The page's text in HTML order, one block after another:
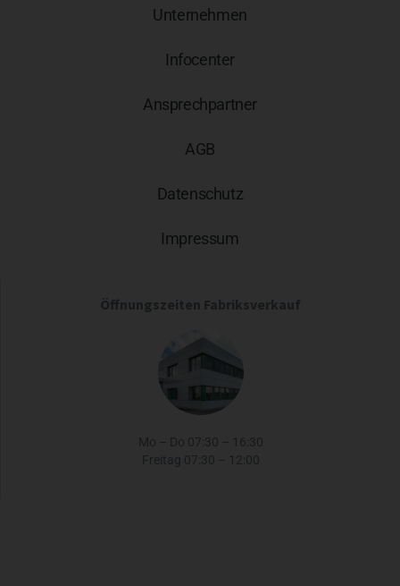
Unternehmen
Infocenter
Ansprechpartner
AGB
Datenschutz
Impressum
Öffnungszeiten Fabriksverkauf
Mo – Do 07:30 – 16:30
Freitag 07:30 – 12:00